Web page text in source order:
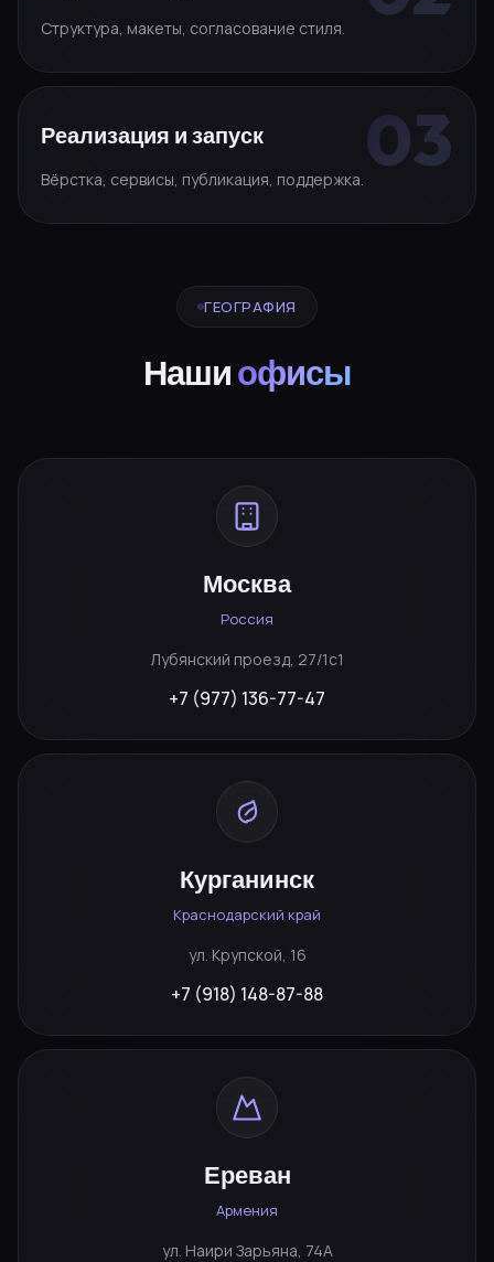
Структура, макеты, согласование стиля.
Реализация и запуск
Вёрстка, сервисы, публикация, поддержка.
ГЕОГРАФИЯ
Нашиофисы
Москва
Россия
Лубянский проезд, 27/1с1
+7 (977) 136-77-47
Курганинск
Краснодарский край
ул. Крупской, 16
+7 (918) 148-87-88
Ереван
Армения
ул. Наири Зарьяна, 74А